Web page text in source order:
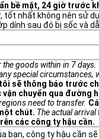
bề mặt, 24 giờ trước
tốt nhất không nên sử
dính sau đó bị sốc và
goods within in 7 days.
special circumstances,
sẽ thông báo trước
chuyển qua đường
need to transfer.
chút. The actual
các công ty hậu cần.
bạn, công ty hậu cần